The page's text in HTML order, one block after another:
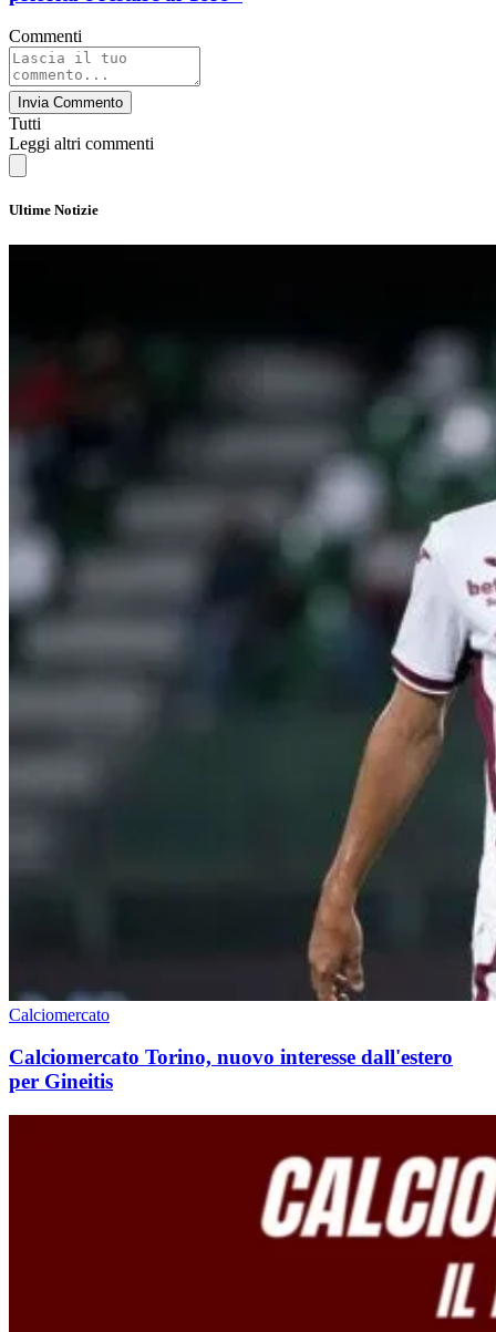
Commenti
Invia Commento
Tutti
Leggi altri commenti
Ultime Notizie
Calciomercato
Calciomercato Torino, nuovo interesse dall'estero
per Gineitis